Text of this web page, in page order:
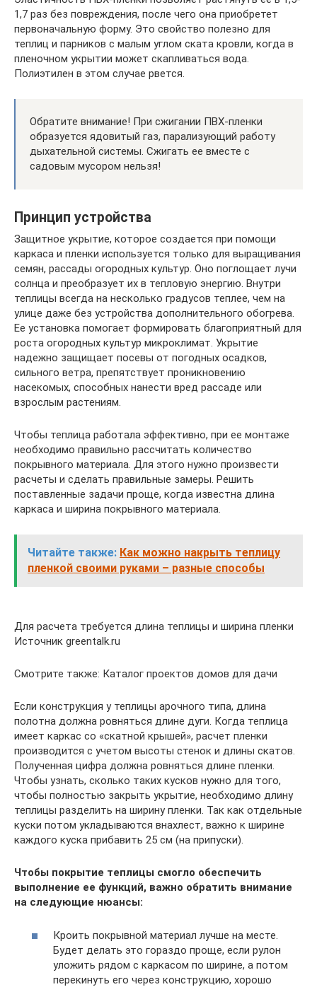
1,7 раз без повреждения, после чего она приобретет
первоначальную форму. Это свойство полезно для
теплиц и парников с малым углом ската кровли, когда в
пленочном укрытии может скапливаться вода.
Полиэтилен в этом случае рвется.
Обратите внимание! При сжигании ПВХ-пленки
образуется ядовитый газ, парализующий работу
дыхательной системы. Сжигать ее вместе с
садовым мусором нельзя!
Принцип устройства
Защитное укрытие, которое создается при помощи
каркаса и пленки используется только для выращивания
семян, рассады огородных культур. Оно поглощает лучи
солнца и преобразует их в тепловую энергию. Внутри
теплицы всегда на несколько градусов теплее, чем на
улице даже без устройства дополнительного обогрева.
Ее установка помогает формировать благоприятный для
роста огородных культур микроклимат. Укрытие
надежно защищает посевы от погодных осадков,
сильного ветра, препятствует проникновению
насекомых, способных нанести вред рассаде или
взрослым растениям.
Чтобы теплица работала эффективно, при ее монтаже
необходимо правильно рассчитать количество
покрывного материала. Для этого нужно произвести
расчеты и сделать правильные замеры. Решить
поставленные задачи проще, когда известна длина
каркаса и ширина покрывного материала.
Читайте также: Как можно накрыть теплицу
пленкой своими руками – разные способы
Для расчета требуется длина теплицы и ширина пленки
Источник greentalk.ru
Смотрите также: Каталог проектов домов для дачи
Если конструкция у теплицы арочного типа, длина
полотна должна ровняться длине дуги. Когда теплица
имеет каркас со «скатной крышей», расчет пленки
производится с учетом высоты стенок и длины скатов.
Полученная цифра должна ровняться длине пленки.
Чтобы узнать, сколько таких кусков нужно для того,
чтобы полностью закрыть укрытие, необходимо длину
теплицы разделить на ширину пленки. Так как отдельные
куски потом укладываются внахлест, важно к ширине
каждого куска прибавить 25 см (на припуски).
Чтобы покрытие теплицы смогло обеспечить
выполнение ее функций, важно обратить внимание
на следующие нюансы:
Кроить покрывной материал лучше на месте.
Будет делать это гораздо проще, если рулон
уложить рядом с каркасом по ширине, а потом
перекинуть его через конструкцию, хорошо